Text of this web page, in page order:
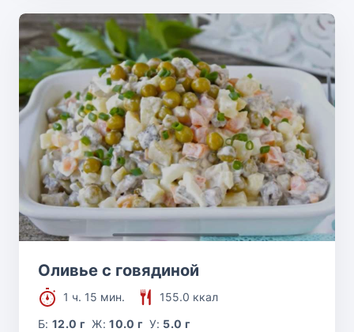
Оливье с говядиной
1 ч. 15 мин.
155.0 ккал
Б:12.0 г Ж:10.0 г У: 5.0 г